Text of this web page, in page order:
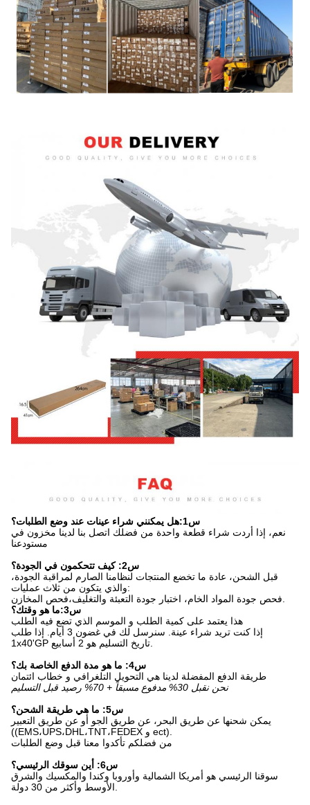
س1:هل يمكنني شراء عينات عند وضع الطلبات؟
نعم، إذا أردت شراء قطعة واحدة من فضلك اتصل بنا لدينا مخزون في
مستودعنا
س2: كيف تتحكمون في الجودة؟
قبل الشحن، عادة ما تخضع المنتجات لنظامنا الصارم لمراقبة الجودة،
والذي يتكون من ثلاث عمليات:
س3:ما هو وقتك؟
هذا يعتمد على كمية الطلب و الموسم الذي تضع فيه الطلب
إذا كنت تريد شراء عينة. سنرسل لك في غضون 3 أيام. إذا طلب
س4: ما هو مدة الدفع الخاصة بك؟
طريقة الدفع المفضلة لدينا هي التحويل التلغرافي و خطاب ائتمان
نحن نقبل 30% مدفوع مسبقاً + 70% رصيد قبل التسليم
س5: ما هي طريقة الشحن؟
يمكن شحنها عن طريق البحر، عن طريق الجو أو عن طريق التعبير
((EMS،UPS،DHL،TNT،FEDEX و ect).
من فضلكم تأكدوا معنا قبل وضع الطلبات
س6: أين سوقك الرئيسي؟
سوقنا الرئيسي هو أمريكا الشمالية وأوروبا وكندا والمكسيك والشرق